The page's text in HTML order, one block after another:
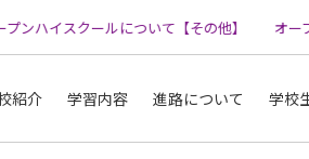
ハイスクールについて【その他】 オープ
紹介 学習内容 進路について 学校